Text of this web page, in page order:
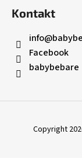
Kontakt
info@
Facebook
babybebare
Copyright